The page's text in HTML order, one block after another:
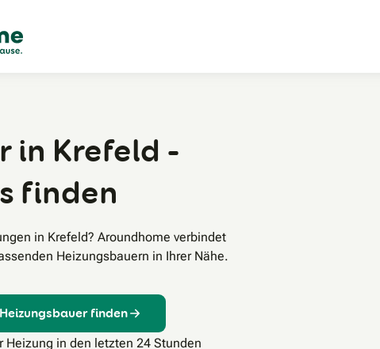
in Krefeld -
finden
in Krefeld? Aroundhome verbindet
Heizungsbauern in Ihrer Nähe.
finden
Heizung in den letzten 24 Stunden